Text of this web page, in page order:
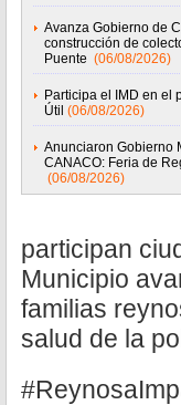
Avanza Gobierno de
construcción de
Puente (06/08/2026)
Participa el IMD en el
Útil (06/08/2026)
Anunciaron Gobierno
CANACO: Feria de
(06/08/2026)
participan
Municipio
familias
salud de la